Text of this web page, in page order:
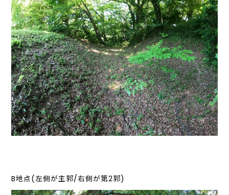
B地点(左側が主郭/右側が第2郭)